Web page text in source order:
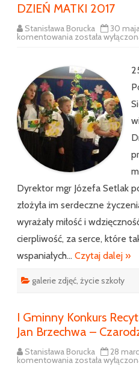
DZIEŃ MATKI 2017
Stanisława Borucka 30
komentowania DZIEŃ
została
Dyrektor mgr Józefa Setlak
złożyła im serdeczne
wyrażały miłość i
cierpliwość, za serce, które
wspaniałych… Czytaj dalej »
galerie zdjęć życie szkoły
I Gminny Konkurs
Jan Brzechwa –
Stanisława Borucka 28
komentowania Izostała